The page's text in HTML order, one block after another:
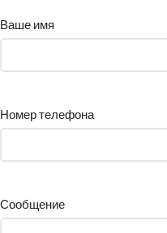
Ваше имя
Номер телефона
Сообщение